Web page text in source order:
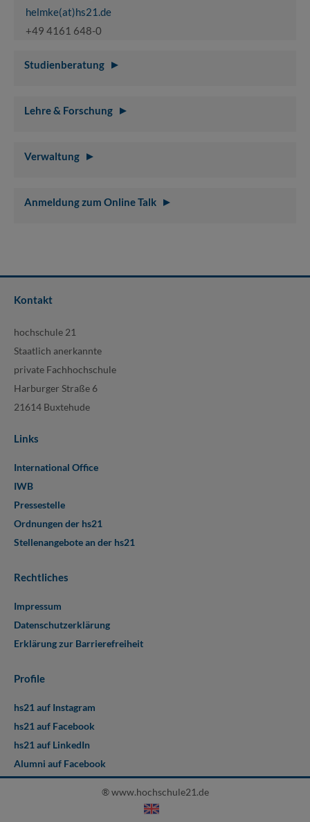
helmke(at)hs21.de
+49 4161 648-0
Studienberatung
Lehre & Forschung
Verwaltung
Anmeldung zum Online Talk
Kontakt
hochschule 21
Staatlich anerkannte
private Fachhochschule
Harburger Straße 6
21614 Buxtehude
Links
International Office
IWB
Pressestelle
Ordnungen der hs21
Stellenangebote an der hs21
Rechtliches
Impressum
Datenschutzerklärung
Erklärung zur Barrierefreiheit
Profile
hs21 auf Instagram
hs21 auf Facebook
hs21 auf LinkedIn
Alumni auf Facebook
® www.hochschule21.de